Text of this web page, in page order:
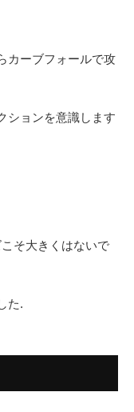
カーブフォールで攻
ションを意識します
そ大きくはないで
た.